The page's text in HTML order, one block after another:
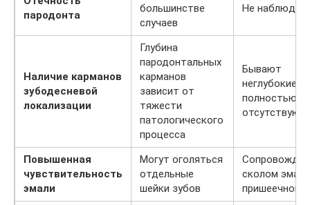
пародонта
большинстве
случаев
Не
Наличие карманов
зубодесневой
локализации
Глубина
пародонтальных
карманов
зависит от
тяжести
патологического
процесса
Бывают
неглубокие
полностью
отсутствуют
Повышенная
чувствительность
эмали
Могут оголяться
отдельные
шейки зубов
сколом
пришеечной